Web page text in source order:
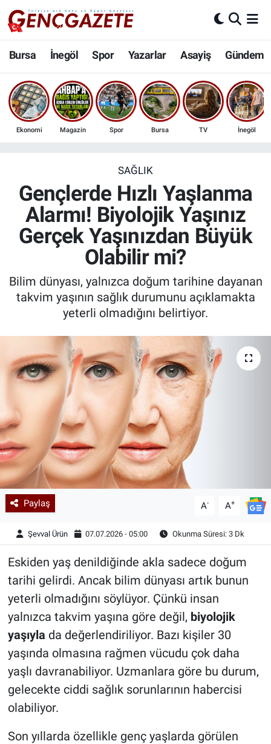
Bursa İnegöl Spor Yazarlar Asayiş Gündem
Ekonomi Magazin Spor Bursa TV İnegöl
SAĞLIK
Gençlerde Hızlı Yaşlanma
Alarmı! Biyolojik Yaşınız
Gerçek Yaşınızdan Büyük
Olabilir mi?
Bilim dünyası, yalnızca doğum tarihine dayanan
takvim yaşının sağlık durumunu açıklamakta
yeterli olmadığını belirtiyor.
Paylaş A- A+
Şevval Ürün 07.07.2026 - 05:00 Okunma Süresi: 3 Dk
Eskiden yaş denildiğinde akla sadece doğum
tarihi gelirdi. Ancak bilim dünyası artık bunun
yeterli olmadığını söylüyor. Çünkü insan
yalnızca takvim yaşına göre değil, biyolojik
yaşıyla da değerlendiriliyor. Bazı kişiler 30
yaşında olmasına rağmen vücudu çok daha
yaşlı davranabiliyor. Uzmanlara göre bu durum,
gelecekte ciddi sağlık sorunlarının habercisi
olabiliyor.
Son yıllarda özellikle genç yaşlarda görülen
Bursa
İnegöl
3.SAYFA
Ekonomi
Güncel
Kadın & Aile
Sağlık
Siyaset
Teknoloji
Yazarlar
Astroloji-Rüya
Nöbetçi Eczaneler
Hava Durumu
Trafik Durumu
Son Dakika Haberleri
Haber Arşivi